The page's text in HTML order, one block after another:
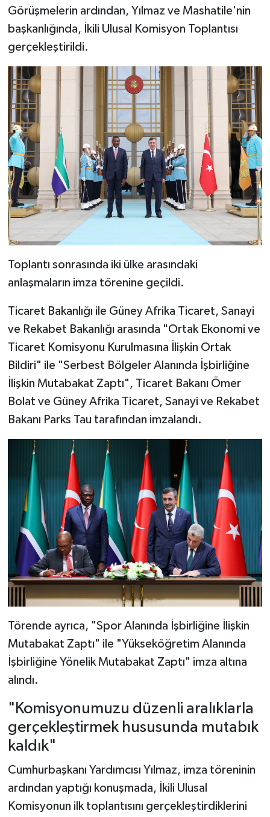
Görüşmelerin ardından, Yılmaz ve Mashatile'nin
başkanlığında, İkili Ulusal Komisyon Toplantısı
gerçekleştirildi.
Toplantı sonrasında iki ülke arasındaki
anlaşmaların imza törenine geçildi.
Ticaret Bakanlığı ile Güney Afrika Ticaret, Sanayi
ve Rekabet Bakanlığı arasında "Ortak Ekonomi ve
Ticaret Komisyonu Kurulmasına İlişkin Ortak
Bildiri" ile "Serbest Bölgeler Alanında İşbirliğine
İlişkin Mutabakat Zaptı", Ticaret Bakanı Ömer
Bolat ve Güney Afrika Ticaret, Sanayi ve Rekabet
Bakanı Parks Tau tarafından imzalandı.
Törende ayrıca, "Spor Alanında İşbirliğine İlişkin
Mutabakat Zaptı" ile "Yükseköğretim Alanında
İşbirliğine Yönelik Mutabakat Zaptı" imza altına
alındı.
"Komisyonumuzu düzenli aralıklarla
gerçekleştirmek hususunda mutabık
kaldık"
Cumhurbaşkanı Yardımcısı Yılmaz, imza töreninin
ardından yaptığı konuşmada, İkili Ulusal
Komisyonun ilk toplantısını gerçekleştirdiklerini